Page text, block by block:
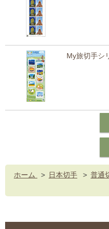
My旅切手シ
ホーム > 日本切手 > 普通